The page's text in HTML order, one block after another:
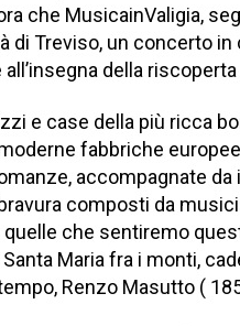
che MusicainValigia,
di Treviso, un concerto
della
e case della più ricca
fabbriche
accompagnate
composti da
che sentiremo
Santa Maria fra i monti,
Renzo Masutto (